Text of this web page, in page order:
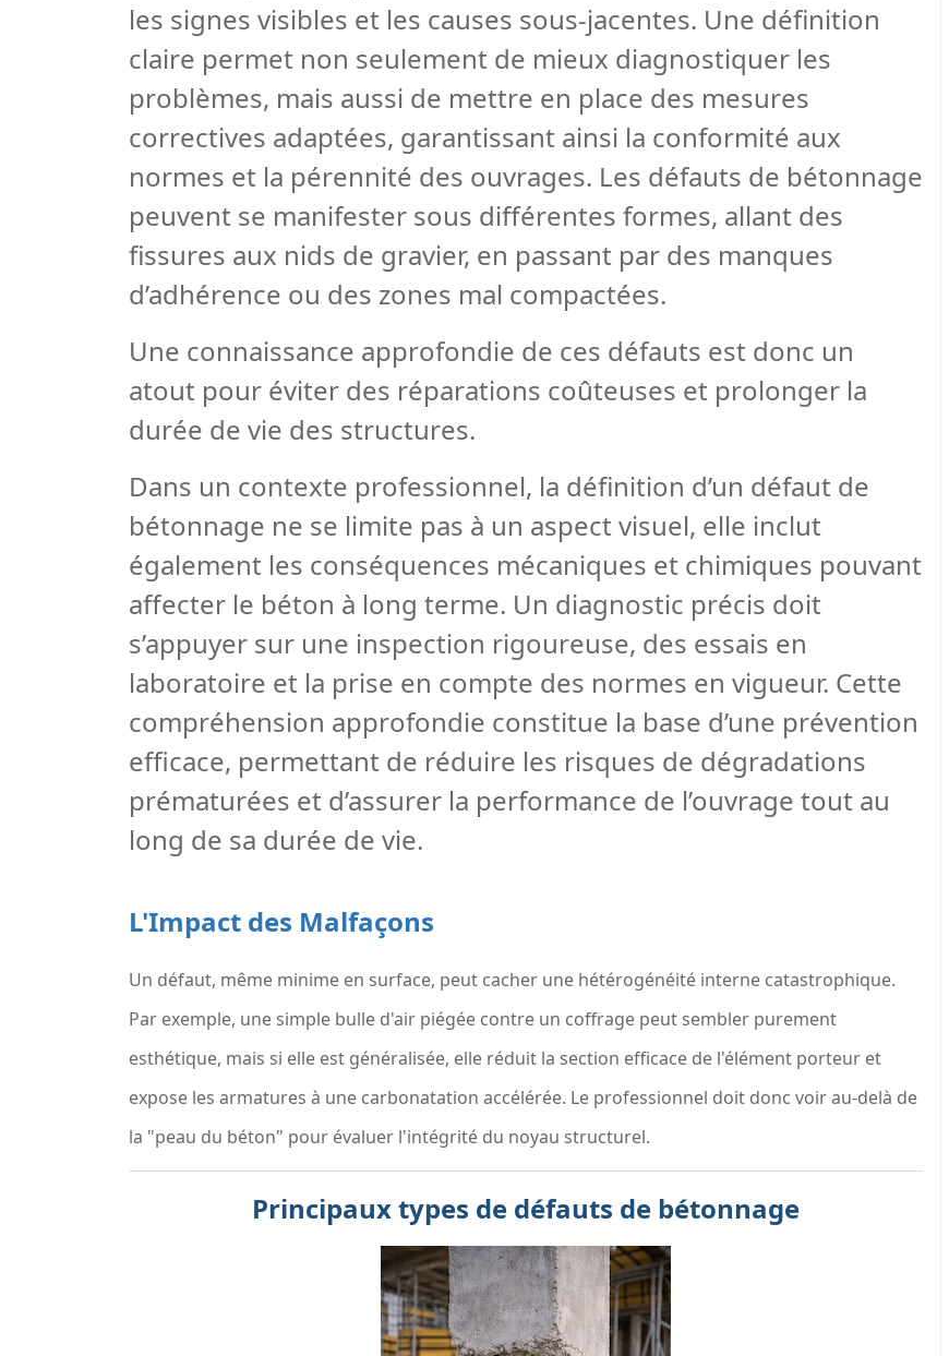
les signes visibles et les causes sous-jacentes. Une définition
claire permet non seulement de mieux diagnostiquer les
problèmes, mais aussi de mettre en place des mesures
correctives adaptées, garantissant ainsi la conformité aux
normes et la pérennité des ouvrages. Les défauts de bétonnage
peuvent se manifester sous différentes formes, allant des
fissures aux nids de gravier, en passant par des manques
d’adhérence ou des zones mal compactées.
Une connaissance approfondie de ces défauts est donc un
atout pour éviter des réparations coûteuses et prolonger la
durée de vie des structures.
Dans un contexte professionnel, la définition d’un défaut de
bétonnage ne se limite pas à un aspect visuel, elle inclut
également les conséquences mécaniques et chimiques pouvant
affecter le béton à long terme. Un diagnostic précis doit
s’appuyer sur une inspection rigoureuse, des essais en
laboratoire et la prise en compte des normes en vigueur. Cette
compréhension approfondie constitue la base d’une prévention
efficace, permettant de réduire les risques de dégradations
prématurées et d’assurer la performance de l’ouvrage tout au
long de sa durée de vie.
L'Impact des Malfaçons
Un défaut, même minime en surface, peut cacher une hétérogénéité interne catastrophique.
Par exemple, une simple bulle d'air piégée contre un coffrage peut sembler purement
esthétique, mais si elle est généralisée, elle réduit la section efficace de l'élément porteur et
expose les armatures à une carbonatation accélérée. Le professionnel doit donc voir au-delà de
la "peau du béton" pour évaluer l'intégrité du noyau structurel.
Principaux types de défauts de bétonnage